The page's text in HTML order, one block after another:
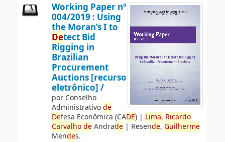
Working Paper nº
004/2019 : Using
the Moran’s I to
Detect Bid
Rigging in
Brazilian
Procurement
Auctions [recurso
eletrônico] /
por Conselho
Administrativode
Defesa Econômica (CADE)| Lima, Ricardo
Carvalho deAndrade| Resende, Guilherme
Mendes.